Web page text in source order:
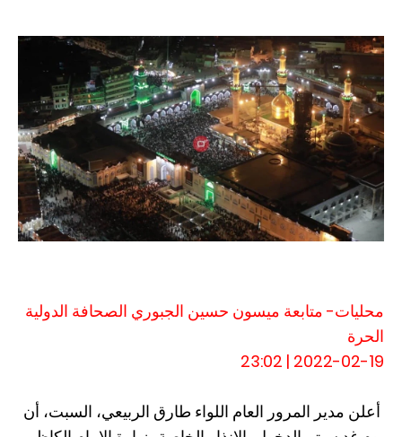
محليات- متابعة ميسون حسين الجبوري الصحافة الدولية
الحرة
2022-02-19 | 23:02
أعلن مدير المرور العام اللواء طارق الربيعي، السبت، أن